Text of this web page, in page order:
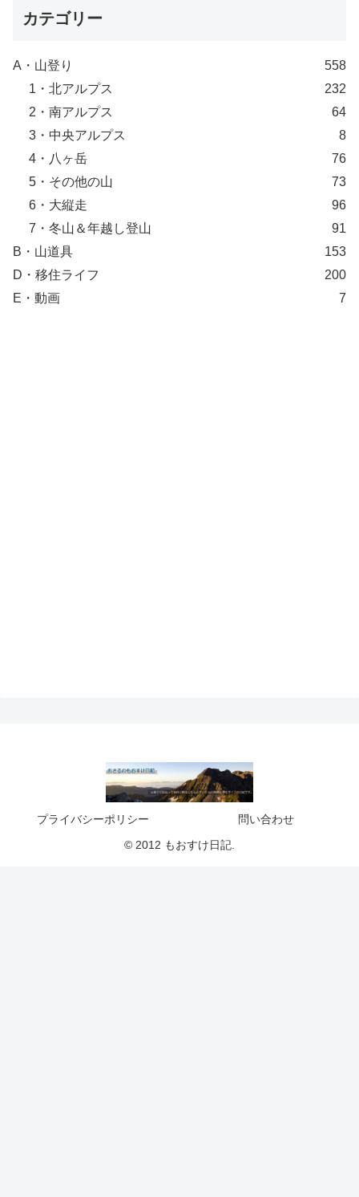
カテゴリー
A・山登り
558
1・北アルプス
232
2・南アルプス
64
3・中央アルプス
8
4・八ヶ岳
76
5・その他の山
73
6・大縦走
96
7・冬山＆年越し登山
91
B・山道具
153
D・移住ライフ
200
E・動画
7
プライバシーポリシー
問い合わせ
© 2012 もおすけ日記.